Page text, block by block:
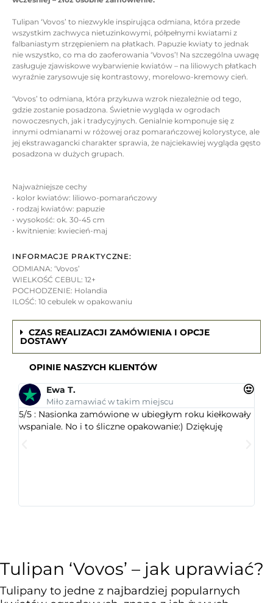
Tulipan ‘Vovos’ to niezwykle inspirująca odmiana, która przede
wszystkim zachwyca nietuzinkowymi, półpełnymi kwiatami z
falbaniastym strzępieniem na płatkach. Papuzie kwiaty to jednak
nie wszystko, co ma do zaoferowania ‘Vovos’! Na szczególna uwagę
zasługuje zjawiskowe wybarwienie kwiatów – na liliowych płatkach
wyraźnie zarysowuje się kontrastowy, morelowo-kremowy cień.
‘Vovos’ to odmiana, która przykuwa wzrok niezależnie od tego,
gdzie zostanie posadzona. Świetnie wygląda w ogrodach
nowoczesnych, jak i tradycyjnych. Genialnie komponuje się z
innymi odmianami w różowej oraz pomarańczowej kolorystyce, ale
jej ekstrawagancki charakter sprawia, że najciekawiej wygląda gęsto
posadzona w dużych grupach.
Najważniejsze cechy
• kolor kwiatów: liliowo-pomarańczowy
• rodzaj kwiatów: papuzie
• wysokość: ok. 30-45 cm
• kwitnienie: kwiecień-maj
INFORMACJE PRAKTYCZNE:
ODMIANA: ‘Vovos’
WIELKOŚĆ CEBUL: 12+
POCHODZENIE: Holandia
ILOŚĆ: 10 cebulek w opakowaniu
CZAS REALIZACJI ZAMÓWIENIA I OPCJE
DOSTAWY
OPINIE NASZYCH KLIENTÓW
Ewa T.
Miło zamawiać w takim miejscu
5/5 : Nasionka zamówione w ubiegłym roku kiełkowały
wspaniale. No i to śliczne opakowanie:) Dziękuję
Tulipan ‘Vovos’ – jak uprawiać?
Tulipany to jedne z najbardziej popularnych